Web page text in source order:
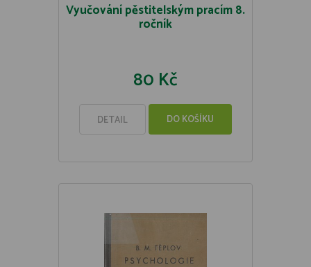
Vyučování pěstitelským pracím 8.
ročník
80 Kč
DETAIL DO KOŠÍKU